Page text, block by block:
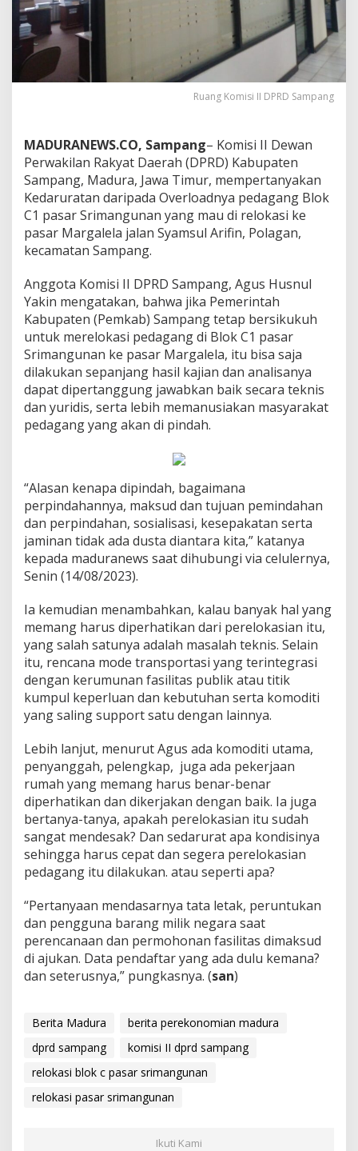
Ruang Komisi II DPRD Sampang
MADURANEWS.CO, Sampang– Komisi II Dewan
Perwakilan Rakyat Daerah (DPRD) Kabupaten
Sampang, Madura, Jawa Timur, mempertanyakan
Kedaruratan daripada Overloadnya pedagang Blok
C1 pasar Srimangunan yang mau di relokasi ke
pasar Margalela jalan Syamsul Arifin, Polagan,
kecamatan Sampang.
Anggota Komisi II DPRD Sampang, Agus Husnul
Yakin mengatakan, bahwa jika Pemerintah
Kabupaten (Pemkab) Sampang tetap bersikukuh
untuk merelokasi pedagang di Blok C1 pasar
Srimangunan ke pasar Margalela, itu bisa saja
dilakukan sepanjang hasil kajian dan analisanya
dapat dipertanggung jawabkan baik secara teknis
dan yuridis, serta lebih memanusiakan masyarakat
pedagang yang akan di pindah.
“Alasan kenapa dipindah, bagaimana
perpindahannya, maksud dan tujuan pemindahan
dan perpindahan, sosialisasi, kesepakatan serta
jaminan tidak ada dusta diantara kita,” katanya
kepada maduranews saat dihubungi via celulernya,
Senin (14/08/2023).
Ia kemudian menambahkan, kalau banyak hal yang
memang harus diperhatikan dari perelokasian itu,
yang salah satunya adalah masalah teknis. Selain
itu, rencana mode transportasi yang terintegrasi
dengan kerumunan fasilitas publik atau titik
kumpul keperluan dan kebutuhan serta komoditi
yang saling support satu dengan lainnya.
Lebih lanjut, menurut Agus ada komoditi utama,
penyanggah, pelengkap, juga ada pekerjaan
rumah yang memang harus benar-benar
diperhatikan dan dikerjakan dengan baik. Ia juga
bertanya-tanya, apakah perelokasian itu sudah
sangat mendesak? Dan sedarurat apa kondisinya
sehingga harus cepat dan segera perelokasian
pedagang itu dilakukan. atau seperti apa?
“Pertanyaan mendasarnya tata letak, peruntukan
dan pengguna barang milik negara saat
perencanaan dan permohonan fasilitas dimaksud
di ajukan. Data pendaftar yang ada dulu kemana?
dan seterusnya,” pungkasnya. (san)
Berita Madura
berita perekonomian madura
dprd sampang
komisi II dprd sampang
relokasi blok c pasar srimangunan
relokasi pasar srimangunan
Ikuti Kami